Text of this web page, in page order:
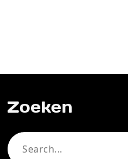
Zoeken
Search